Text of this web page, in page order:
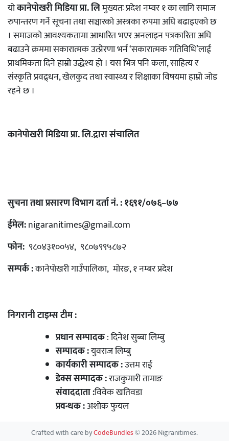
योकानेपोखरी मिडिया प्रा. लिमुख्यतः प्रदेश नम्वर १ का लागि समाज
रुपान्तरण गर्ने सूचना तथा सञ्चारको अस्त्रका रुपमा अघि बढाइएको छ
। समाजको आवश्यकतामा आधारित भएर अनलाइन पत्रकारिता अघि
बढाउने क्रममा सकारात्मक उत्प्रेरणा भर्न ‘सकारात्मक गतिविधि’लाई
प्राथमिकता दिने हाम्रो उद्धेश्य हो । यस भित्र पनि कला, साहित्य र
संस्कृति प्रवद्र्धन, खेलकुद तथा स्वास्थ्य र शिक्षाका विषयमा हाम्रो जोड
रहने छ ।
कानेपोखरी मिडिया प्रा. लि.द्रारा संचालित
सुचना तथा प्रसारण विभाग दर्ता नं. : १६९१/०७६–७७
ईमेल:nigaranitimes@gmail.com
फोन: ९८०४३१००५४, ९८०७९९५८७२
सम्पर्क :कानेपोखरी गाउँपालिका, मोरङ, १ नम्बर प्रदेश
निगरानी टाइम्स टीम :
प्रधान सम्पादक: दिनेश सुब्बा लिम्बु
सम्पादक :युवराज लिम्बु
कार्यकारी सम्पादक :उत्तम राई
डेक्स सम्पादक :राजकुमारी तामाङ
संवाददाता :विवेक खतिवडा
प्रवन्धक :अशोक फुयल
Crafted with care byCodeBundles© 2026 Nigranitimes.